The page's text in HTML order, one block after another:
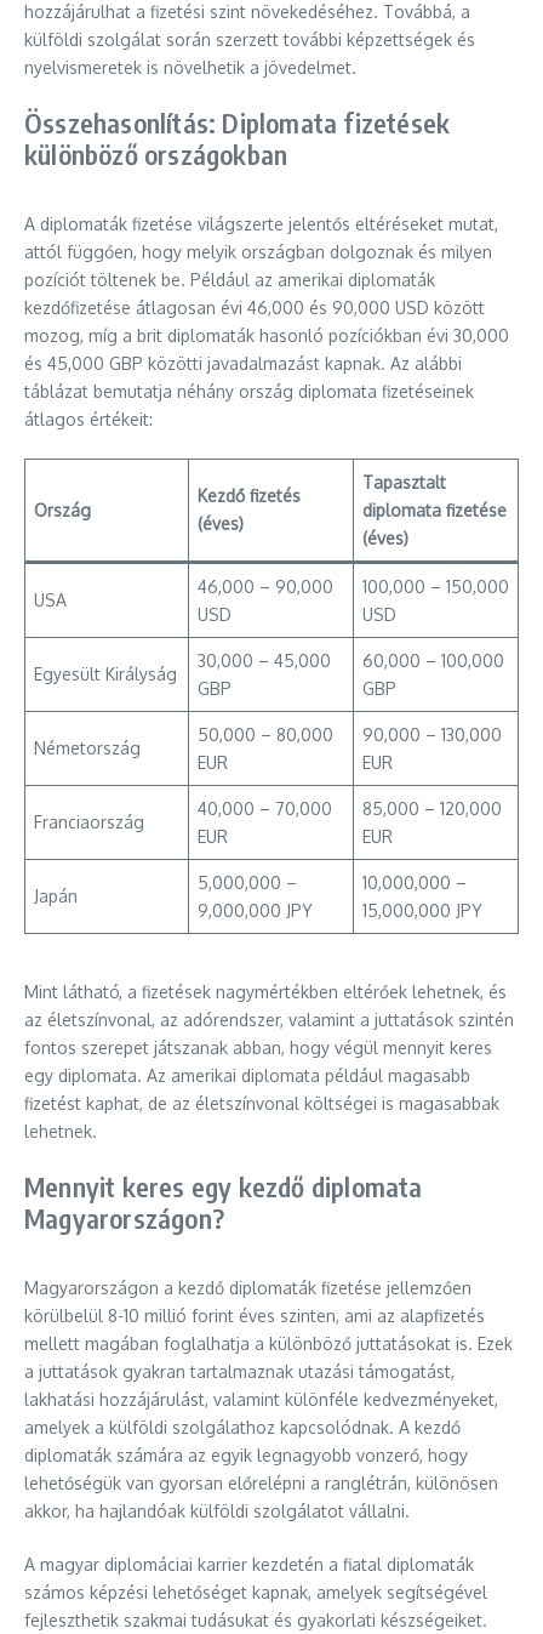
hozzájárulhat a fizetési szint növekedéséhez. Továbbá, a
külföldi szolgálat során szerzett további képzettségek és
nyelvismeretek is növelhetik a jövedelmet.
Összehasonlítás: Diplomata fizetések
különböző országokban
A diplomaták fizetése világszerte jelentős eltéréseket mutat,
attól függően, hogy melyik országban dolgoznak és milyen
pozíciót töltenek be. Például az amerikai diplomaták
kezdőfizetése átlagosan évi 46,000 és 90,000 USD között
mozog, míg a brit diplomaták hasonló pozíciókban évi 30,000
és 45,000 GBP közötti javadalmazást kapnak. Az alábbi
táblázat bemutatja néhány ország diplomata fizetéseinek
átlagos értékeit:
Ország
Kezdő fizetés
(éves)
Tapasztalt
diplomata fizetése
(éves)
USA
46,000 – 90,000
USD
100,000 – 150,000
USD
Egyesült Királyság
30,000 – 45,000
GBP
60,000 – 100,000
GBP
Németország
50,000 – 80,000
EUR
90,000 – 130,000
EUR
Franciaország
40,000 – 70,000
EUR
85,000 – 120,000
EUR
Japán
5,000,000 –
9,000,000 JPY
10,000,000 –
15,000,000 JPY
Mint látható, a fizetések nagymértékben eltérőek lehetnek, és
az életszínvonal, az adórendszer, valamint a juttatások szintén
fontos szerepet játszanak abban, hogy végül mennyit keres
egy diplomata. Az amerikai diplomata például magasabb
fizetést kaphat, de az életszínvonal költségei is magasabbak
lehetnek.
Mennyit keres egy kezdő diplomata
Magyarországon?
Magyarországon a kezdő diplomaták fizetése jellemzően
körülbelül 8-10 millió forint éves szinten, ami az alapfizetés
mellett magában foglalhatja a különböző juttatásokat is. Ezek
a juttatások gyakran tartalmaznak utazási támogatást,
lakhatási hozzájárulást, valamint különféle kedvezményeket,
amelyek a külföldi szolgálathoz kapcsolódnak. A kezdő
diplomaták számára az egyik legnagyobb vonzerő, hogy
lehetőségük van gyorsan előrelépni a ranglétrán, különösen
akkor, ha hajlandóak külföldi szolgálatot vállalni.
A magyar diplomáciai karrier kezdetén a fiatal diplomaták
számos képzési lehetőséget kapnak, amelyek segítségével
fejleszthetik szakmai tudásukat és gyakorlati készségeiket.